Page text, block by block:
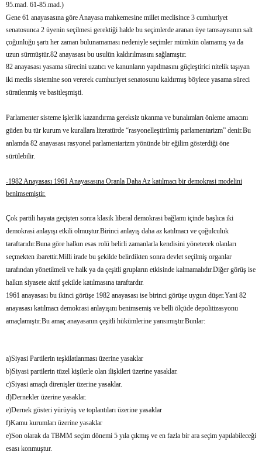
95.mad. 61-85.mad.)
Gene 61 anayasasına göre Anayasa mahkemesine millet meclisince 3 cumhuriyet
senatosunca 2 üyenin seçilmesi gerektiği halde bu seçimlerde aranan üye tamsayısının salt
çoğunluğu şartı her zaman bulunamaması nedeniyle seçimler mümkün olamamış ya da
uzun sürmüştür.82 anayasası bu usulün kaldırılmasını sağlamıştır.
82 anayasası yasama sürecini uzatıcı ve kanunların yapılmasını güçleştirici nitelik taşıyan
iki meclis sistemine son vererek cumhuriyet senatosunu kaldırmış böylece yasama süreci
süratlenmiş ve basitleşmişti.
Parlamenter sisteme işlerlik kazandırma gereksiz tıkanma ve bunalımları önleme amacını
güden bu tür kurum ve kurallara literatürde “rasyonelleştirilmiş parlamentarizm” denir.Bu
anlamda 82 anayasası rasyonel parlamentarizm yönünde bir eğilim gösterdiği öne
sürülebilir.
-1982 Anayasası 1961 Anayasasına Oranla Daha Az katılmacı bir demokrasi modelini
benimsemiştir.
Çok partili hayata geçişten sonra klasik liberal demokrasi bağlamı içinde başlıca iki
demokrasi anlayışı etkili olmuştur.Birinci anlayış daha az katılmacı ve çoğulculuk
taraftarıdır.Buna göre halkın esas rolü belirli zamanlarla kendisini yönetecek olanları
seçmekten ibarettir.Milli irade bu şekilde belirdikten sonra devlet seçilmiş organlar
tarafından yönetilmeli ve halk ya da çeşitli grupların etkisinde kalmamalıdır.Diğer görüş ise
halkın siyasete aktif şekilde katılmasına taraftardır.
1961 anayasası bu ikinci görüşe 1982 anayasası ise birinci görüşe uygun düşer.Yani 82
anayasası katılmacı demokrasi anlayışını benimsemiş ve belli ölçüde depolitizasyonu
amaçlamıştır.Bu amaç anayasanın çeşitli hükümlerine yansımıştır.Bunlar:
a)Siyasi Partilerin teşkilatlanması üzerine yasaklar
b)Siyasi partilerin tüzel kişilerle olan ilişkileri üzerine yasaklar.
c)Siyasi amaçlı direnişler üzerine yasaklar.
d)Dernekler üzerine yasaklar.
e)Dernek gösteri yürüyüş ve toplantıları üzerine yasaklar
f)Kamu kurumları üzerine yasaklar
e)Son olarak da TBMM seçim dönemi 5 yıla çıkmış ve en fazla bir ara seçim yapılabileceği
esası konmuştur.